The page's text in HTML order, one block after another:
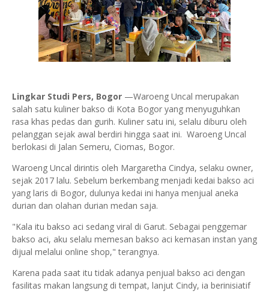
Lingkar Studi Pers, Bogor —Waroeng Uncal merupakan
salah satu kuliner bakso di Kota Bogor yang menyuguhkan
rasa khas pedas dan gurih. Kuliner satu ini, selalu diburu oleh
pelanggan sejak awal berdiri hingga saat ini. Waroeng Uncal
berlokasi di Jalan Semeru, Ciomas, Bogor.
Waroeng Uncal dirintis oleh Margaretha Cindya, selaku owner,
sejak 2017 lalu. Sebelum berkembang menjadi kedai bakso aci
yang laris di Bogor, dulunya kedai ini hanya menjual aneka
durian dan olahan durian medan saja.
"Kala itu bakso aci sedang viral di Garut. Sebagai penggemar
bakso aci, aku selalu memesan bakso aci kemasan instan yang
dijual melalui online shop," terangnya.
Karena pada saat itu tidak adanya penjual bakso aci dengan
fasilitas makan langsung di tempat, lanjut Cindy, ia berinisiatif